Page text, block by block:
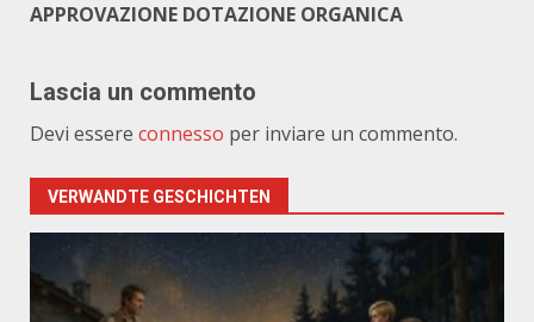
APPROVAZIONE DOTAZIONE ORGANICA
Lascia un commento
Devi essere connesso per inviare un commento.
VERWANDTE GESCHICHTEN